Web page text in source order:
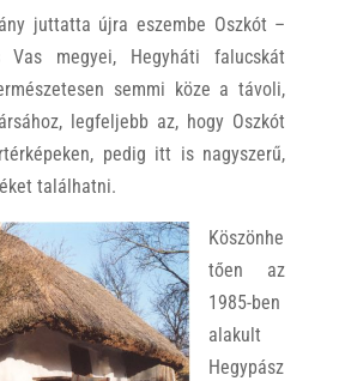
juttatta újra eszembe Oszkót –
megyei, Hegyháti falucskát
semmi köze a távoli,
legfeljebb az, hogy Oszkót
pedig itt is nagyszerű,
találhatni.
Köszönhe
tően az
1985-ben
alakult
Hegypász